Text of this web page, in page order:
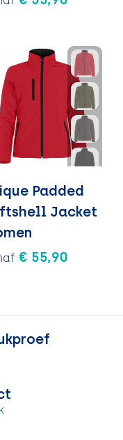
Padded
Jacket
€ 55,90